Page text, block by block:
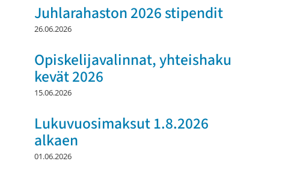
Juhlarahaston 2026 stipendit
26.06.2026
Opiskelijavalinnat, yhteishaku
kevät 2026
15.06.2026
Lukuvuosimaksut 1.8.2026
alkaen
01.06.2026